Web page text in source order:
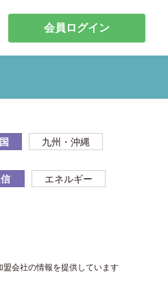
会員ログイン
九州・沖縄
エネルギー
会社の情報を提供しています